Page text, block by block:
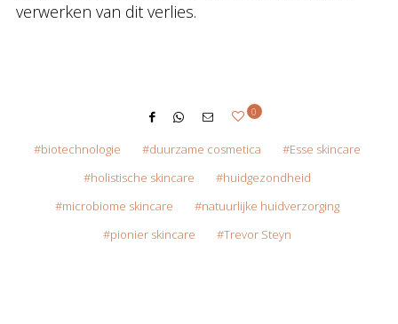
verwerken van dit verlies.
0
biotechnologie duurzame cosmetica
Esse skincare
holistische skincare
huidgezondheid
microbiome skincare
natuurlijke huidverzorging
pionier skincare
Trevor Steyn